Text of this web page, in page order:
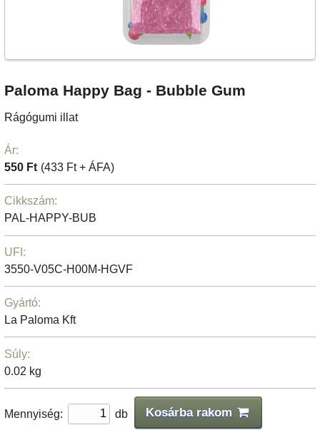
Paloma Happy Bag - Bubble Gum
Rágógumi illat
Ár:
550 Ft (433 Ft + ÁFA)
Cikkszám:
PAL-HAPPY-BUB
UFI:
3550-V05C-H00M-HGVF
Gyártó:
La Paloma Kft
Súly:
0.02 kg
Mennyiség: db Kosárba rakom